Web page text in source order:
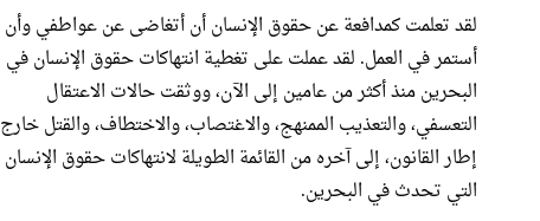
لقد تعلمت كمدافعة عن حقوق الإنسان أن أتغاضى عن عواطفي وأن
أستمر في العمل. لقد عملت على تغطية انتهاكات حقوق الإنسان في
البحرين منذ أكثر من عامين إلى الآن، ووثقت حالات الاعتقال
التعسفي، والتعذيب الممنهج، والاغتصاب، والاختطاف، والقتل خارج
إطار القانون، إلى آخره من القائمة الطويلة لانتهاكات حقوق الإنسان
التي تحدث في البحرين.